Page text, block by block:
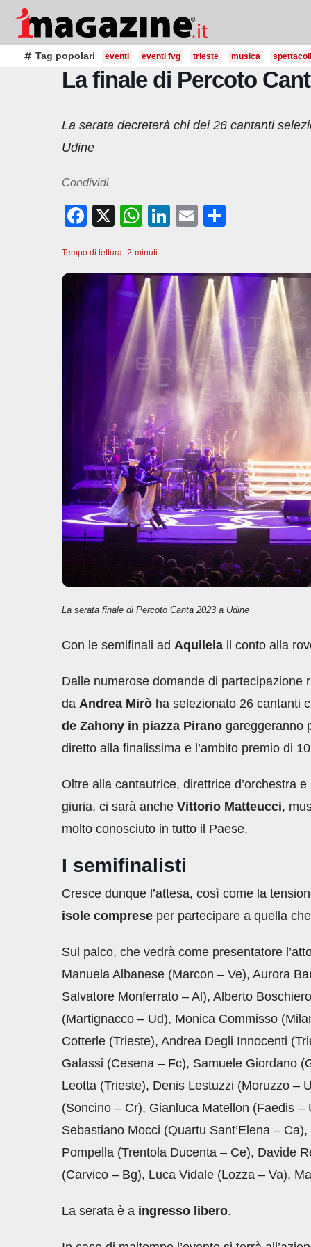
Salta
contenutoTag popolari eventi eventi fvg trieste musica spettacoli
La finale di Percoto
La serata decreterà chi dei 26 cantanti
Udine
Condividi
F
c
e
X
W
at
s
A
p
p
Li
e
dI
n
E
di
vi
di
Tempo di lettura: 2 minuti
La serata finale di Percoto Canta 2023 a Udine
Con le semifinali ad Aquileia il conto alla
Dalle numerose domande di partecipazione
da Andrea Mirò ha selezionato 26 cantanti
de Zahony in piazza Pirano gareggeranno
diretto alla finalissima e l’ambito premio di
Oltre alla cantautrice, direttrice d’orchestra
giuria, ci sarà anche Vittorio Matteucci,
molto conosciuto in tutto il Paese.
I semifinalisti
Cresce dunque l’attesa, così come la
isole comprese per partecipare a quella
Sul palco, che vedrà come presentatore
Manuela Albanese (Marcon – Ve), Aurora
Salvatore Monferrato – Al), Alberto
(Martignacco – Ud), Monica Commisso
Cotterle (Trieste), Andrea Degli Innocenti
Galassi (Cesena – Fc), Samuele Giordano
Leotta (Trieste), Denis Lestuzzi (Moruzzo –
(Soncino – Cr), Gianluca Matellon (Faedis
Sebastiano Mocci (Quartu Sant’Elena –
Pompella (Trentola Ducenta – Ce), Davide
(Carvico – Bg), Luca Vidale (Lozza – Va),
La serata è a ingresso libero.